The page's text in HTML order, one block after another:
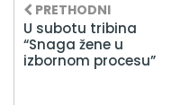
PRETHODNI
U subotu tribina
“Snaga žene u
izbornom procesu”